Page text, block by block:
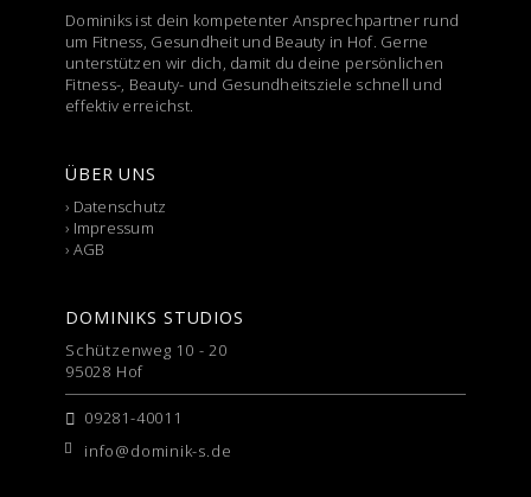
Dominiks ist dein kompetenter Ansprechpartner rund
um Fitness, Gesundheit und Beauty in Hof. Gerne
unterstützen wir dich, damit du deine persönlichen
Fitness-, Beauty- und Gesundheitsziele schnell und
effektiv erreichst.
ÜBER UNS
› Datenschutz
› Impressum
› AGB
DOMINIKS STUDIOS
Schützenweg 10 - 20
95028 Hof
09281-40011
info@dominik-s.de